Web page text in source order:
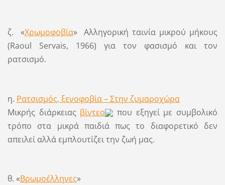
ζ. «Χρωμοφοβία» Αλληγορική ταινία μικρού μήκους
(Raoul Servais, 1966) για τον φασισμό και τον
ρατσισμό.
η. Ρατσισμός, ξενοφοβία – Στην ζυμαροχώρα
Μικρής διάρκειας βίντεο
που εξηγεί με συμβολικό
τρόπο στα μικρά παιδιά πως το διαφορετικό δεν
απειλεί αλλά εμπλουτίζει την ζωή μας.
θ. «Βρωμοέλληνες»